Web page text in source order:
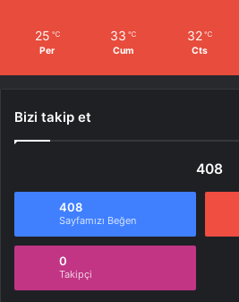
25 ℃
Per
33 ℃
Cum
32 ℃
Cts
Bizi takip et
408
408
Sayfamızı Beğen
0
Takipçi